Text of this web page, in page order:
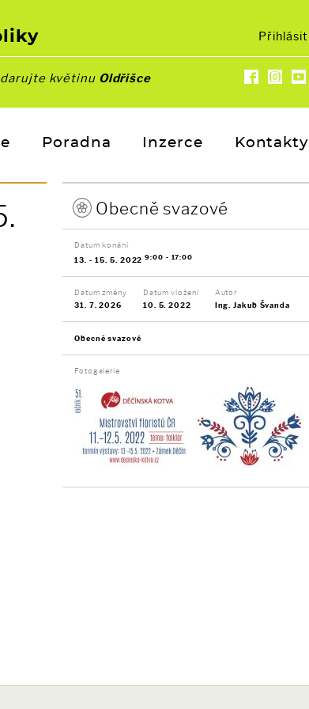
Přihlásit
darujte květinu Oldřišce
Poradna Inzerce Kontakty
Obecně svazové
Datum konání
13. - 15. 5. 20229:00 - 17:00
Datum změny
31. 7. 2026
Datum vložení
10. 5. 2022
Autor
Ing. Jakub Švanda
Obecně svazové
Fotogalerie